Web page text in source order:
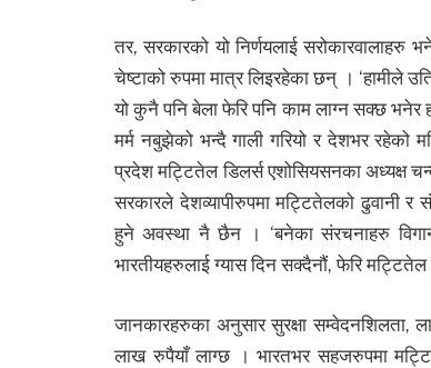
तर, सरकारको यो निर्णयलाई
चेष्टाको रुपमा मात्र लिइरहेका छन् । ‘हामीले
यो कुनै पनि बेला फेरि पनि काम लाग्न सक्छ भनेर
मर्म नबुझेको भन्दै गाली गरियो र देशभर रहेको
प्रदेश मट्टितेल डिलर्स एशोसियसनका अध्यक्ष
सरकारले देशव्यापीरुपमा मट्टितेलको ढुवानी
हुने अवस्था नै छैन । ‘बनेका संरचनाहरु
भारतीयहरुलाई ग्यास दिन सक्दैनौं, फेरि
जानकारहरुका अनुसार सुरक्षा सम्वेदनशिलता,
लाख रुपैयाँ लाग्छ । भारतभर सहजरुपमा